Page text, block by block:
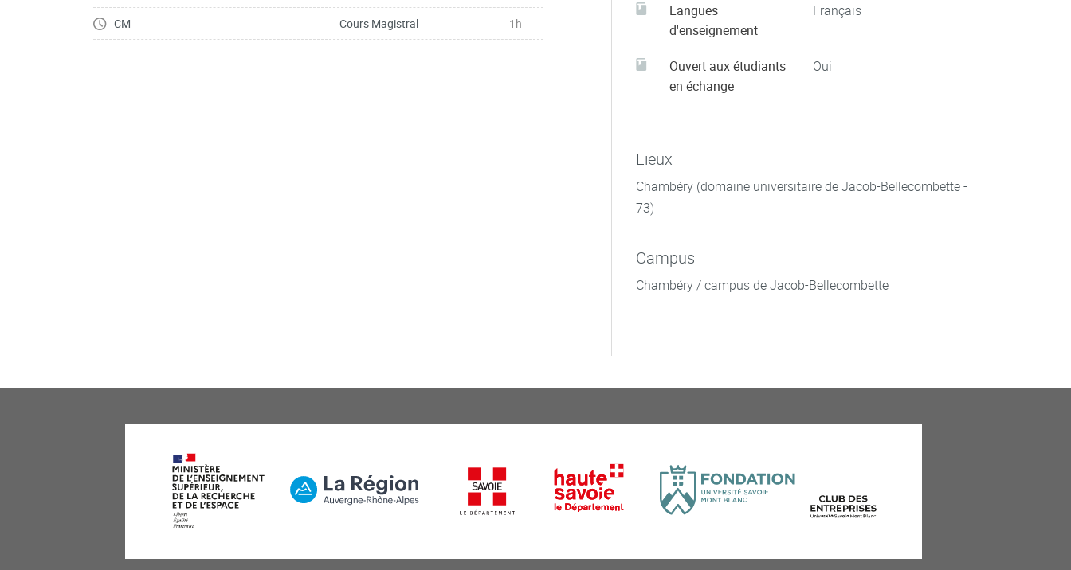
CM Cours Magistral 1h
Langues
d'enseignement
Français
Ouvert aux étudiants
en échange
Oui
Lieux
Chambéry (domaine universitaire de Jacob-Bellecombette -
73)
Campus
Chambéry / campus de Jacob-Bellecombette